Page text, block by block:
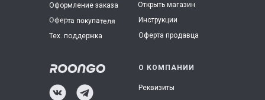
Оферта продавца
Инструкции
Открыть магазин
Тех. поддержка
Оферта покупателя
Оформление заказа
О КОМПАНИИ
Реквизиты